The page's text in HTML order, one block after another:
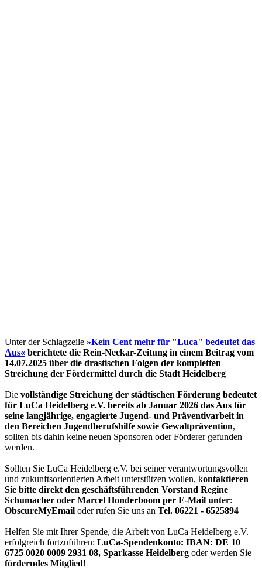
Unter der Schlagzeile »Kein Cent mehr für "Luca" bedeutet das
Aus« berichtete die Rein-Neckar-Zeitung in einem Beitrag vom
14.07.2025 über die drastischen Folgen der kompletten
Streichung der Fördermittel durch die Stadt Heidelberg
Die vollständige Streichung der städtischen Förderung bedeutet
für LuCa Heidelberg e.V. bereits ab Januar 2026 das Aus für
seine langjährige, engagierte Jugend- und Präventivarbeit in
den Bereichen Jugendberufshilfe sowie Gewaltprävention,
sollten bis dahin keine neuen Sponsoren oder Förderer gefunden
werden.
Sollten Sie LuCa Heidelberg e.V. bei seiner verantwortungsvollen
und zukunftsorientierten Arbeit unterstützen wollen, kontaktieren
Sie bitte direkt den geschäftsführenden Vorstand Regine
Schumacher oder Marcel Honderboom per E-Mail unter:
ObscureMyEmail oder rufen Sie uns an Tel. 06221 - 6525894
Helfen Sie mit Ihrer Spende, die Arbeit von LuCa Heidelberg e.V.
erfolgreich fortzuführen: LuCa-Spendenkonto: IBAN: DE 10
6725 0020 0009 2931 08, Sparkasse Heidelberg oder werden Sie
förderndes Mitglied!